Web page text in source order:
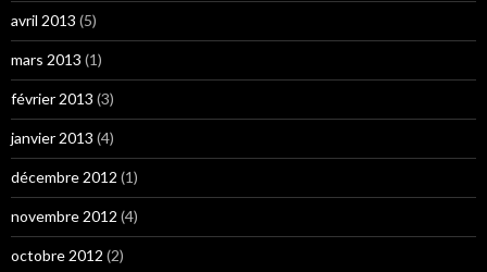
avril 2013 (5)
mars 2013 (1)
février 2013 (3)
janvier 2013 (4)
décembre 2012 (1)
novembre 2012 (4)
octobre 2012 (2)